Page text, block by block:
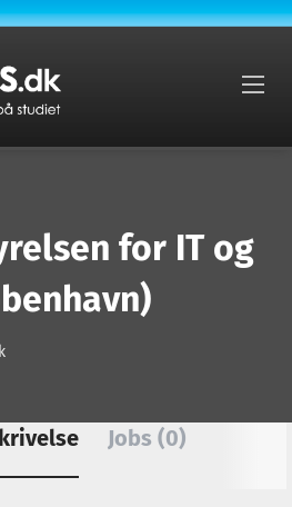
for IT og
Jobs (0)